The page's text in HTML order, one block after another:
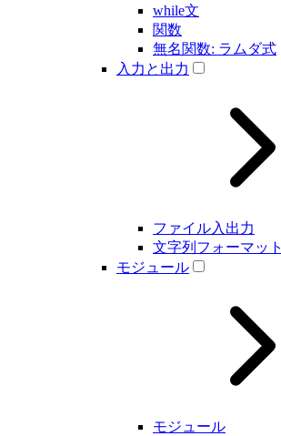
while文
関数
無名関数: ラムダ式
入力と出力
ファイル入出力
文字列フォーマット
モジュール
モジュール